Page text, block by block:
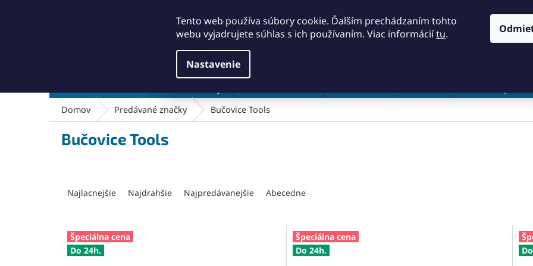
Tento web používa súbory cookie. Ďalším prechádzaním tohto
webu vyjadrujete súhlas s ich používaním. Viac informáciítu.
Nastavenie
Domov Predávané značky Bučovice Tools
Bučovice Tools
n
Najlacnejšie Najdrahšie Najpredávanejšie Abecedne
V
p
Špeciálna cena
Do 24h.
Špeciálna cena
Do 24h.